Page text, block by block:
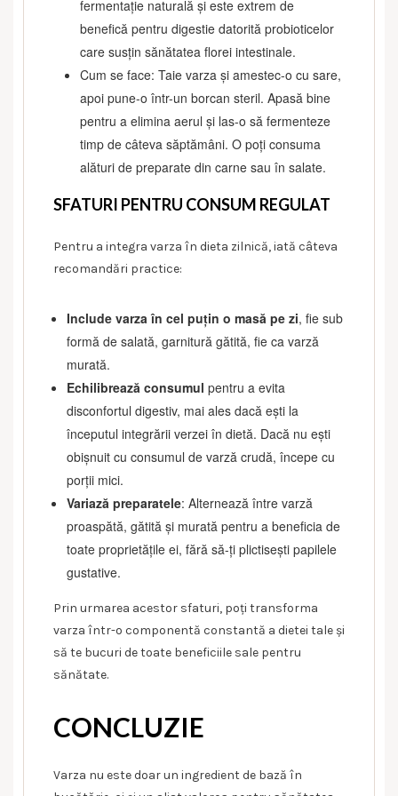
fermentație naturală și este extrem de
benefică pentru digestie datorită probioticelor
care susțin sănătatea florei intestinale.
Cum se face: Taie varza și amestec-o cu sare,
apoi pune-o într-un borcan steril. Apasă bine
pentru a elimina aerul și las-o să fermenteze
timp de câteva săptămâni. O poți consuma
alături de preparate din carne sau în salate.
SFATURI PENTRU CONSUM REGULAT
Pentru a integra varza în dieta zilnică, iată câteva
recomandări practice:
Include varza în cel puțin o masă pe zi, fie sub
formă de salată, garnitură gătită, fie ca varză
murată.
Echilibrează consumul pentru a evita
disconfortul digestiv, mai ales dacă ești la
începutul integrării verzei în dietă. Dacă nu ești
obișnuit cu consumul de varză crudă, începe cu
porții mici.
Variază preparatele: Alternează între varză
proaspătă, gătită și murată pentru a beneficia de
toate proprietățile ei, fără să-ți plictisești papilele
gustative.
Prin urmarea acestor sfaturi, poți transforma
varza într-o componentă constantă a dietei tale și
să te bucuri de toate beneficiile sale pentru
sănătate.
CONCLUZIE
Varza nu este doar un ingredient de bază în